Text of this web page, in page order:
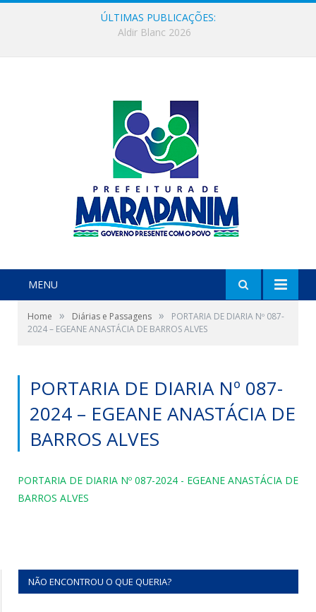
ÚLTIMAS PUBLICAÇÕES:
MENU
Home » Diárias e Passagens »
PORTARIA DE DIARIA Nº 087-
2024 – EGEANE ANASTÁCIA DE BARROS ALVES
PORTARIA DE DIARIA Nº 087-
2024 – EGEANE ANASTÁCIA DE
BARROS ALVES
PORTARIA DE DIARIA Nº 087-2024 - EGEANE ANASTÁCIA DE
BARROS ALVES
NÃO ENCONTROU O QUE QUERIA?